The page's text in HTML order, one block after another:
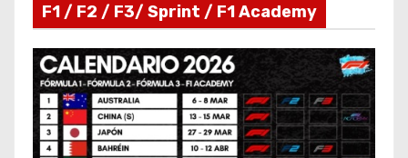
F1 / F2 / F3/ Sprint / F1 Academy